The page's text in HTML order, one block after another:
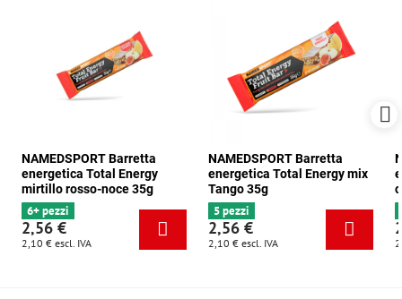
NAMEDSPORT Barretta
energetica Total Energy
mirtillo rosso-noce 35g
6+ pezzi
2,56 €
2,10 € escl. IVA
NAMEDSPORT Barretta
energetica Total Energy mix
Tango 35g
5 pezzi
2,56 €
2,10 € escl. IVA